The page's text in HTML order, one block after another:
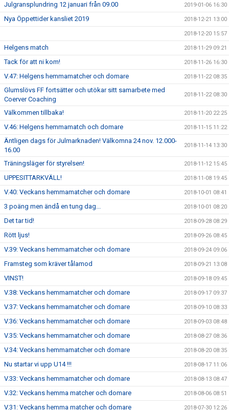
Julgransplundring 12 januari från 09.00 2019-01-06 16:30
Nya Öppettider kansliet 2019 2018-12-21 13:00
2018-12-20 15:57
Helgens match 2018-11-29 09:21
Tack för att ni kom! 2018-11-26 16:30
V.47: Helgens hemmamatcher och domare 2018-11-22 08:35
Glumslövs FF fortsätter och utökar sitt samarbete med
Coerver Coaching
2018-11-22 08:30
Välkommen tillbaka! 2018-11-20 22:25
V.46: Helgens hemmamatch och domare 2018-11-15 11:22
Äntligen dags för Julmarknaden! Välkomna 24 nov. 12.000-
16.00
2018-11-14 13:30
Träningsläger för styrelsen! 2018-11-12 15:45
UPPESITTARKVÄLL! 2018-11-08 19:45
V.40: Veckans hemmamatcher och domare 2018-10-01 08:41
3 poäng men ändå en tung dag... 2018-10-01 08:20
Det tar tid! 2018-09-28 08:29
Rött ljus! 2018-09-26 08:45
V.39: Veckans hemmamatcher och domare 2018-09-24 09:06
Framsteg som kräver tålamod 2018-09-21 13:08
VINST! 2018-09-18 09:45
V.38: Veckans hemmamatcher och domare 2018-09-17 09:37
V.37: Veckans hemmamatcher och domare 2018-09-10 08:33
V.36: Veckans hemmamatcher och domare 2018-09-03 08:48
V.35: Veckans hemmamatcher och domare 2018-08-27 08:36
V.34: Veckans hemmamatcher och domare 2018-08-20 08:35
Nu startar vi upp U14 !!! 2018-08-17 11:06
V.33: Veckans hemmamatcher och domare 2018-08-13 08:47
V.32: Veckans hemma matcher och domare 2018-08-06 08:51
V.31: Veckans hemma matcher och domare 2018-07-30 12:26